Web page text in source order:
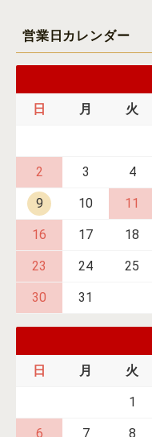
営業日カレンダー
日 月 火
2 3 4
9 10 11
16 17 18
23 24 25
30 31
日 月 火
1
6 7 8